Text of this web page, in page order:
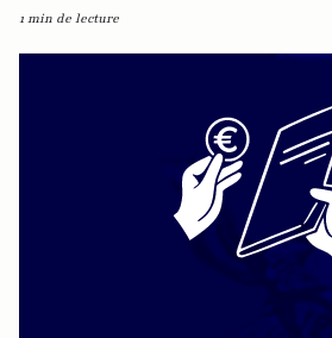
1 min de lecture